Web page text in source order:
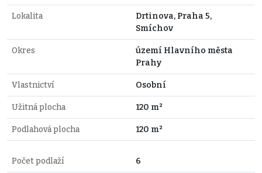
Lokalita
Drtinova, Praha 5,
Smíchov
Okres
území Hlavního města
Prahy
Vlastnictví Osobní
Užitná plocha 120 m²
Podlahová plocha 120 m²
Počet podlaží 6